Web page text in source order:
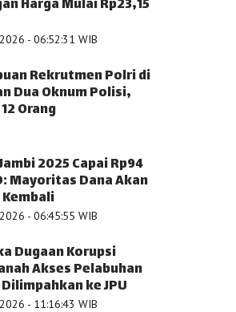
Harga Mulai Rp23,15
- 06:52:31 WIB
Rekrutmen Polri di
Dua Oknum Polisi,
Orang
2025 Capai Rp94
Mayoritas Dana Akan
- 06:45:55 WIB
Dugaan Korupsi
Akses Pelabuhan
ke JPU
- 11:16:43 WIB